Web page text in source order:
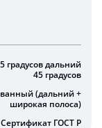
градусов дальний
45 градусов
(дальний +
широкая полоса)
Сертификат ГОСТ Р